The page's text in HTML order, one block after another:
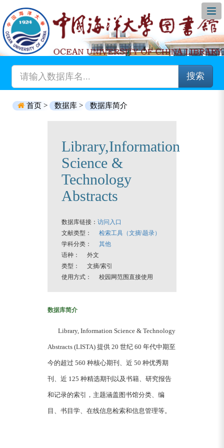
搜索
首页 > 数据库 > 数据库简介
Library,Information
Science &
Technology
Abstracts
数据库链接： 访问入口
文献类型： 检索工具（文摘\题录）
学科分类： 其他
语种： 外文
类型： 文摘/索引
使用方式： 校园网范围直接使用
数据库简介
Library, Information Science & Technology
Abstracts (LISTA) 提供 20 世纪 60 年代中期至
今的超过 560 种核心期刊、近 50 种优秀期
刊、近 125 种精选期刊以及书籍、研究报告
和记录的索引，主题涵盖图书馆分类、编
目、书目学、在线信息检索和信息管理等。